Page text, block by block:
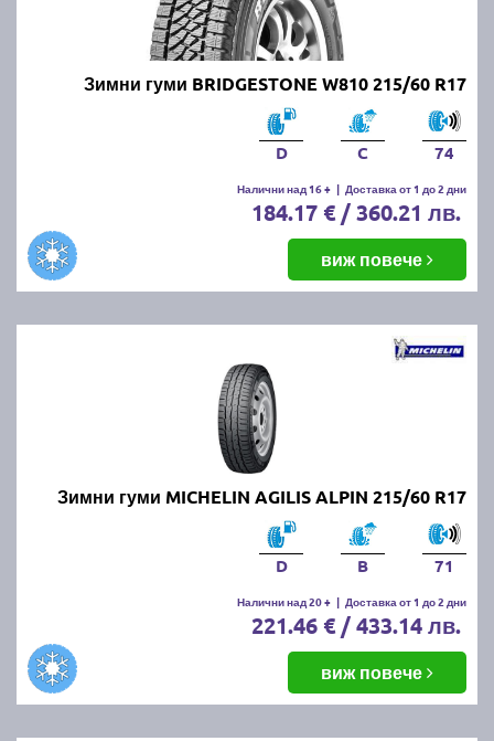
Зимни гуми BRIDGESTONE W810 215/60 R17
D C 74
Налични над 16 + | Доставка от 1 до 2 дни
184.17 € / 360.21 лв.
виж повече
Зимни гуми MICHELIN AGILIS ALPIN 215/60 R17
D B 71
Налични над 20 + | Доставка от 1 до 2 дни
221.46 € / 433.14 лв.
виж повече